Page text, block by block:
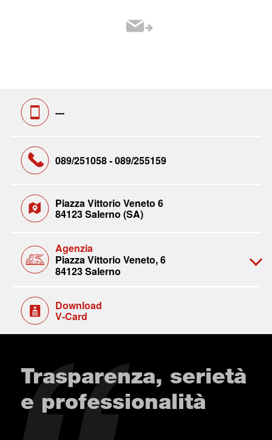
---
089/251058 - 089/255159
Piazza Vittorio Veneto 6
84123 Salerno (SA)
Agenzia
Piazza Vittorio Veneto, 6
84123 Salerno
Download
V-Card
Trasparenza, serietà
e professionalità